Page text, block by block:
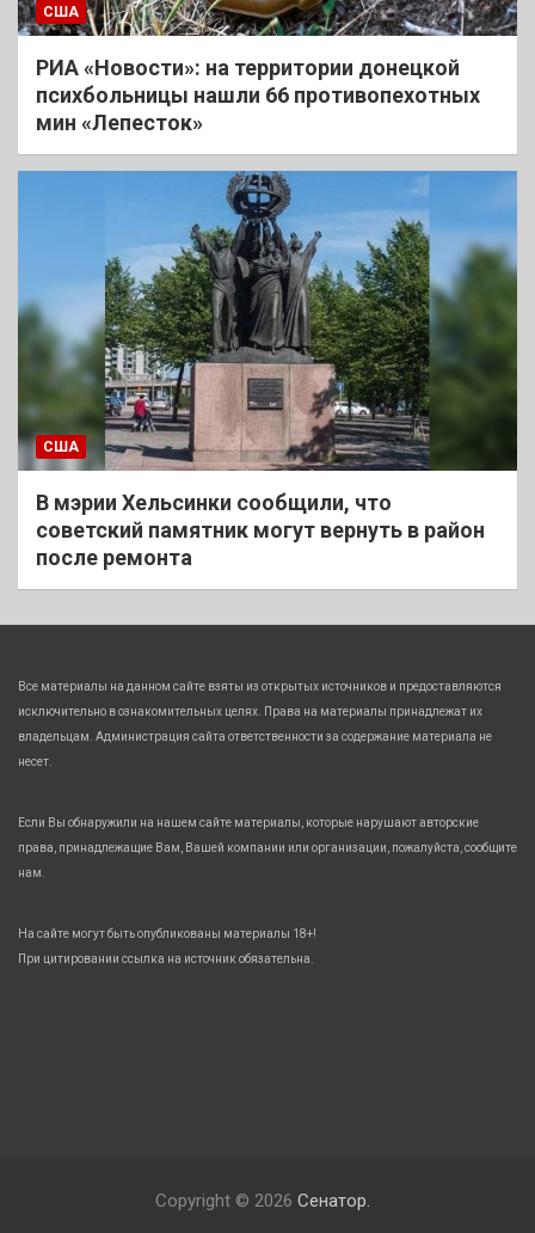
США
РИА «Новости»: на территории донецкой
психбольницы нашли 66 противопехотных
мин «Лепесток»
США
В мэрии Хельсинки сообщили, что
советский памятник могут вернуть в район
после ремонта
Все материалы на данном сайте взяты из открытых источников и предоставляются
исключительно в ознакомительных целях. Права на материалы принадлежат их
владельцам. Администрация сайта ответственности за содержание материала не
несет.
Если Вы обнаружили на нашем сайте материалы, которые нарушают авторские
права, принадлежащие Вам, Вашей компании или организации, пожалуйста, сообщите
нам.
На сайте могут быть опубликованы материалы 18+!
При цитировании ссылка на источник обязательна.
Copyright © 2026 Сенатор.